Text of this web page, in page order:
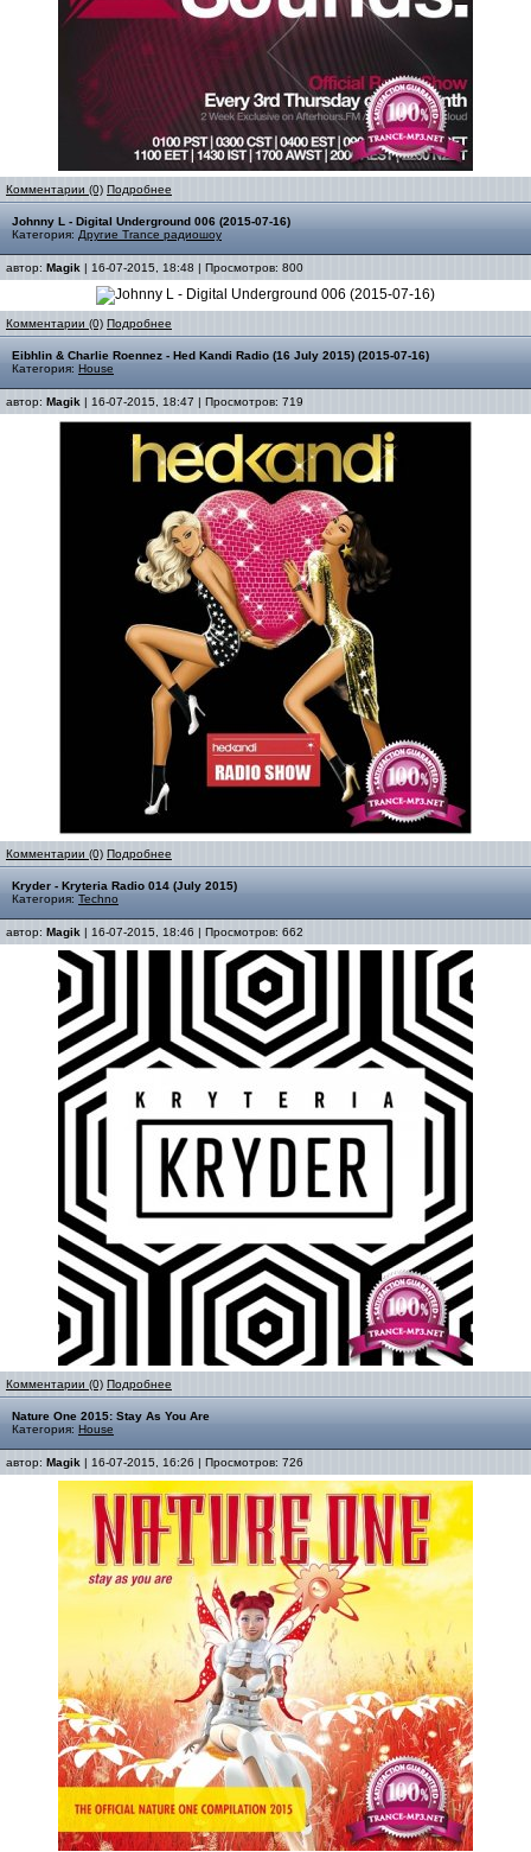
Комментарии (0) Подробнее
Johnny L - Digital Underground 006 (2015-07-16)
Категория: Другие Trance радиошоу
автор: Magik | 16-07-2015, 18:48 | Просмотров: 800
Комментарии (0) Подробнее
Eibhlin & Charlie Roennez - Hed Kandi Radio (16 July 2015) (2015-07-16)
Категория: House
автор: Magik | 16-07-2015, 18:47 | Просмотров: 719
Комментарии (0) Подробнее
Kryder - Kryteria Radio 014 (July 2015)
Категория: Techno
автор: Magik | 16-07-2015, 18:46 | Просмотров: 662
Комментарии (0) Подробнее
Nature One 2015: Stay As You Are
Категория: House
автор: Magik | 16-07-2015, 16:26 | Просмотров: 726